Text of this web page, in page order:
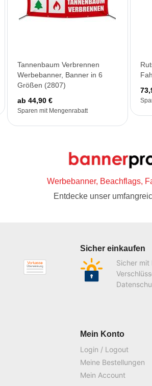
Tannenbaum Verbrennen
Werbebanner, Banner in 6
Größen (2807)
ab 44,90 €
Sparen mit Mengenrabatt
Werbebanner, Beachflags,
Entdecke unser
Sicher einkaufen
Sicher mit
Mein Konto
Login / Logout
Meine Bestellungen
Mein Account